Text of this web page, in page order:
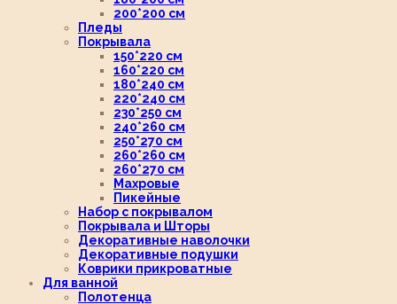
200*200 см
Пледы
Покрывала
150*220 см
160*220 см
180*240 см
220*240 см
230*250 см
240*260 см
250*270 см
260*260 см
260*270 см
Махровые
Пикейные
Набор с покрывалом
Покрывала и Шторы
Декоративные наволочки
Декоративные подушки
Коврики прикроватные
Для ванной
Полотенца